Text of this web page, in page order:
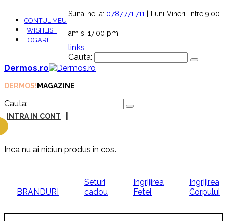
CONTUL MEU
WISHLIST
LOGARE
Suna-ne la: 0787.771.711 | Luni-Vineri, intre 9:00
am si 17:00 pm
links
Cauta:
Dermos.ro
DERMOS! MAGAZINE
Cauta:
INTRA IN CONT
Inca nu ai niciun produs in cos.
BRANDURI
Seturi
cadou
Ingrijirea
Fetei
Ingrijirea
Corpului